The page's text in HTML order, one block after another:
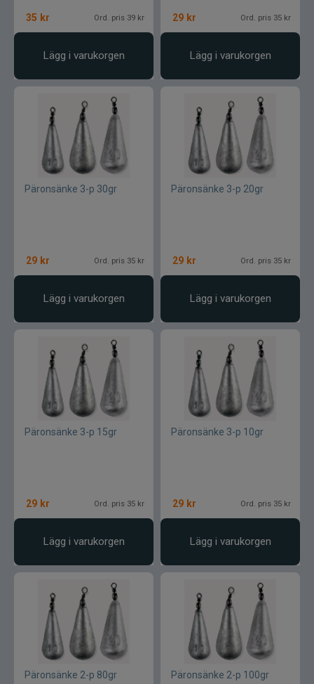
35 kr Ord. pris 39 kr
Lägg i varukorgen
29 kr Ord. pris 35 kr
Lägg i varukorgen
Päronsänke 3-p 30gr
29 kr Ord. pris 35 kr
Lägg i varukorgen
Päronsänke 3-p 20gr
29 kr Ord. pris 35 kr
Lägg i varukorgen
Päronsänke 3-p 15gr
29 kr Ord. pris 35 kr
Lägg i varukorgen
Päronsänke 3-p 10gr
29 kr Ord. pris 35 kr
Lägg i varukorgen
Päronsänke 2-p 80gr Päronsänke 2-p 100gr